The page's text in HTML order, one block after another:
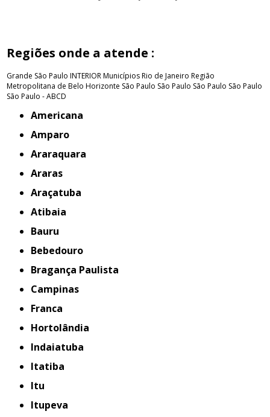
Regiões onde a atende :
Grande São Paulo INTERIORMunicípios Rio de Janeiro Região
Metropolitana de Belo Horizonte São Paulo São Paulo São Paulo São Paulo
São Paulo - ABCD
Americana
Amparo
Araraquara
Araras
Araçatuba
Atibaia
Bauru
Bebedouro
Bragança Paulista
Campinas
Franca
Hortolândia
Indaiatuba
Itatiba
Itu
Itupeva